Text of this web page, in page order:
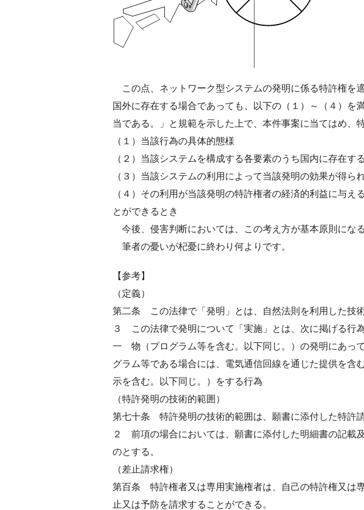
この点、ネットワーク型システムの発明に係る特許権を
国外に存在する場合であっても、以下の（１）～（４）
当である。」と規範を示した上で、本件事案に当てはめ、
（１）当該行為の具体的態様
（２）当該システムを構成する各要素のうち国内に存在す
（３）当該システムの利用によって当該発明の効果が得ら
（４）その利用が当該発明の特許権者の経済的利益に与
とができるとき
今後、侵害判断においては、この考え方が基本原則にな
筆者の憂いが杞憂に終わり何よりです。
【参考】
（定義）
第二条 この法律で「発明」とは、自然法則を利用した技
３ この法律で発明について「実施」とは、次に掲げる行為
一 物（プログラム等を含む。以下同じ。）の発明にあっ
グラム等である場合には、電気通信回線を通じた提供を含
示を含む。以下同じ。）をする行為
（特許発明の技術的範囲）
第七十条 特許発明の技術的範囲は、願書に添付した特許
２ 前項の場合においては、願書に添付した明細書の記載
のとする。
（差止請求権）
第百条 特許権者又は専用実施権者は、自己の特許権又は
止又は予防を請求することができる。